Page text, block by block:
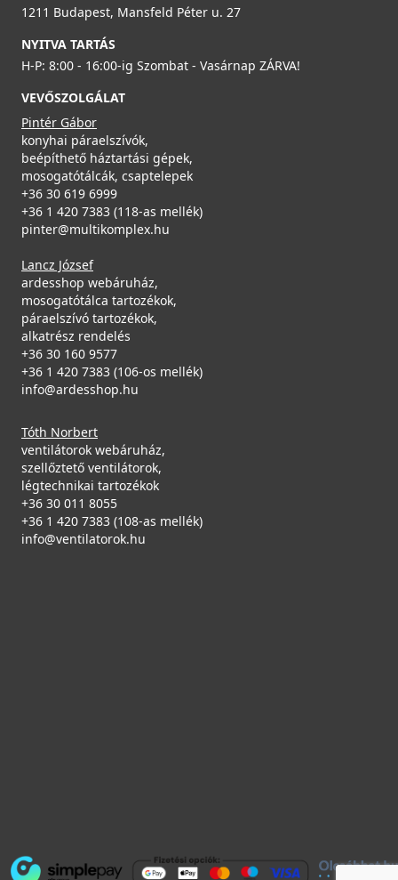
1211 Budapest, Mansfeld Péter u. 27
NYITVA TARTÁS
H-P: 8:00 - 16:00-ig Szombat - Vasárnap ZÁRVA!
VEVŐSZOLGÁLAT
Pintér Gábor
konyhai páraelszívók,
beépíthető háztartási gépek,
mosogatótálcák, csaptelepek
+36 30 619 6999
+36 1 420 7383 (118-as mellék)
pinter@multikomplex.hu
Lancz József
ardesshop webáruház,
mosogatótálca tartozékok,
páraelszívó tartozékok,
alkatrész rendelés
+36 30 160 9577
+36 1 420 7383 (106-os mellék)
info@ardesshop.hu
Tóth Norbert
ventilátorok webáruház,
szellőztető ventilátorok,
légtechnikai tartozékok
+36 30 011 8055
+36 1 420 7383 (108-as mellék)
info@ventilatorok.hu